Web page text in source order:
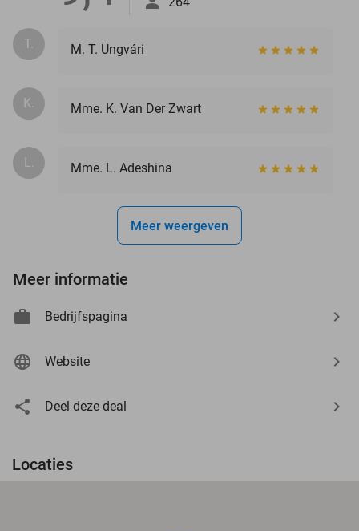
T. M. T. Ungvári
K. Mme. K. Van Der Zwart
L. Mme. L. Adeshina
Meer weergeven
Meer informatie
Bedrijfspagina
Website
Deel deze deal
Locaties